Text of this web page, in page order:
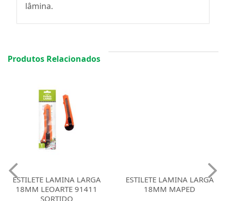
lâmina.
Produtos Relacionados
ESTILETE LAMINA LARGA
18MM LEOARTE 91411
SORTIDO
ESTILETE LAMINA LARGA